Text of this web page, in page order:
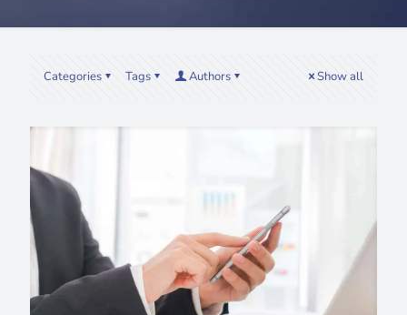
Categories Tags Authors Show all